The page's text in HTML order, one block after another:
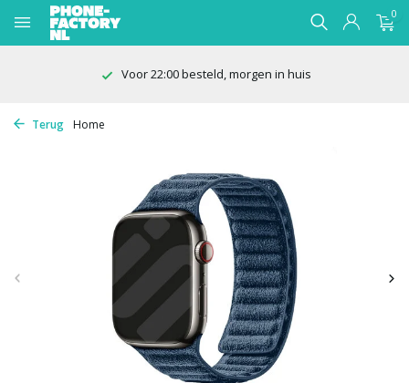
0
Voor 22:00 besteld, morgen in huis
Terug Home